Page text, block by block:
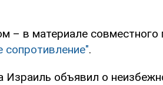
– в материале совместного
.
Израиль объявил о